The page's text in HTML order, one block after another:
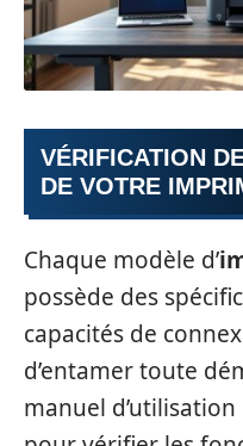
VÉRIFICATION
DE VOTRE
Chaque modèle d’
possède des
capacités de
d’entamer toute
manuel